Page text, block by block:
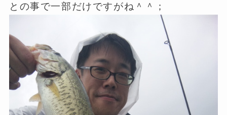
との事で一部だけですがね＾＾；